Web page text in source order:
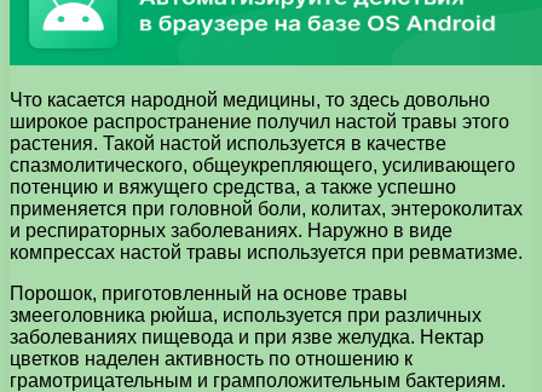
Что касается народной медицины, то здесь довольно
широкое распространение получил настой травы этого
растения. Такой настой используется в качестве
спазмолитического, общеукрепляющего, усиливающего
потенцию и вяжущего средства, а также успешно
применяется при головной боли, колитах, энтероколитах
и респираторных заболеваниях. Наружно в виде
компрессах настой травы используется при ревматизме.
Порошок, приготовленный на основе травы
змееголовника рюйша, используется при различных
заболеваниях пищевода и при язве желудка. Нектар
цветков наделен активность по отношению к
грамотрицательным и грамположительным бактериям.